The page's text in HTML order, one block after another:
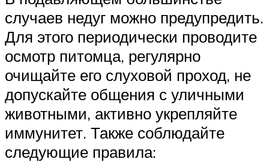
случаев недуг можно предупредить.
Для этого периодически проводите
осмотр питомца, регулярно
очищайте его слуховой проход, не
допускайте общения с уличными
животными, активно укрепляйте
иммунитет. Также соблюдайте
следующие правила: